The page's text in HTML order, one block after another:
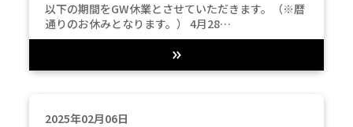
以下の期間をGW休業とさせていただきます。（※暦
通りのお休みとなります。） 4月28…
2025年02月06日